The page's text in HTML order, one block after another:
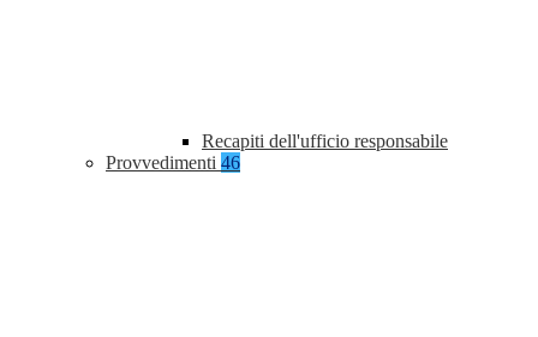
Recapiti dell'ufficio responsabile
Provvedimenti 46